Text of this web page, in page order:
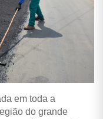
em toda a
do grande